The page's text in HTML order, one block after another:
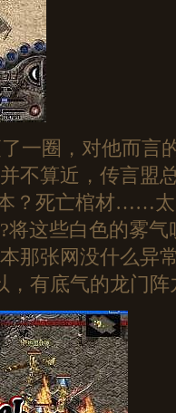
一圈，对他而言
不算近，传言盟
？死亡棺材……
将这些白色的雾
那张网没什么异
，有底气的龙门阵